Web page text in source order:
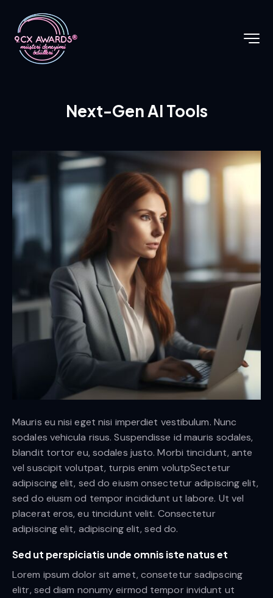
Next-Gen AI Tools
Mauris eu nisi eget nisi imperdiet vestibulum. Nunc
sodales vehicula risus. Suspendisse id mauris sodales,
blandit tortor eu, sodales justo. Morbi tincidunt, ante
vel suscipit volutpat, turpis enim volutpSectetur
adipiscing elit, sed do eiusm onsectetur adipiscing elit,
sed do eiusm od tempor incididunt ut labore. Ut vel
placerat eros, eu tincidunt velit. Consectetur
adipiscing elit, adipiscing elit, sed do.
Sed ut perspiciatis unde omnis iste natus et
Lorem ipsum dolor sit amet, consetetur sadipscing
elitr, sed diam nonumy eirmod tempor invidunt ut